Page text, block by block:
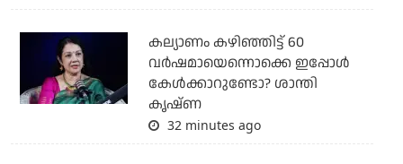
കല്യാണം കഴിഞ്ഞിട്ട് 60
വർഷമായെന്നൊക്കെ ഇപ്പോൾ
കേൾക്കാറുണ്ടോ? ശാന്തി
കൃഷ്ണ
32 minutes ago